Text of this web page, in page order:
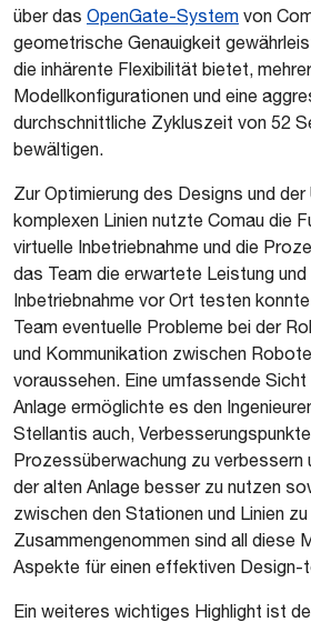
über das OpenGate-System von
geometrische Genauigkeit
die inhärente Flexibilität bietet,
Modellkonfigurationen und eine
durchschnittliche Zykluszeit von 52
bewältigen.
Zur Optimierung des Designs und
komplexen Linien nutzte Comau die
virtuelle Inbetriebnahme und die
das Team die erwartete Leistung
Inbetriebnahme vor Ort testen
Team eventuelle Probleme bei der
und Kommunikation zwischen
voraussehen. Eine umfassende Sicht
Anlage ermöglichte es den
Stellantis auch,
Prozessüberwachung zu verbessern
der alten Anlage besser zu nutzen
zwischen den Stationen und Linien
Zusammengenommen sind all diese
Aspekte für einen effektiven
Ein weiteres wichtiges Highlight ist